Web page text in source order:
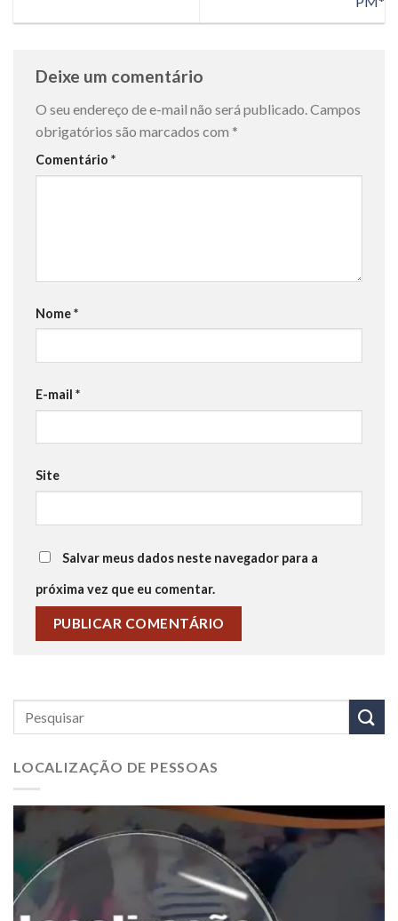
Deixe um comentário
O seu endereço de e-mail não será publicado.Campos
obrigatórios são marcados com *
Comentário *
Nome*
E-mail *
Site
Salvar meus dados neste navegador para a
próxima vez que eu comentar.
LOCALIZAÇÃO DE PESSOAS